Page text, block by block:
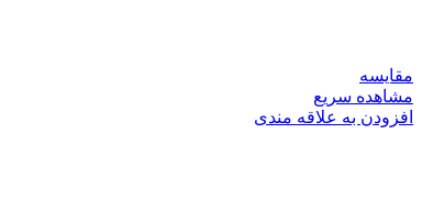
مقایسه
مشاهده سریع
افزودن به علاقه مندی